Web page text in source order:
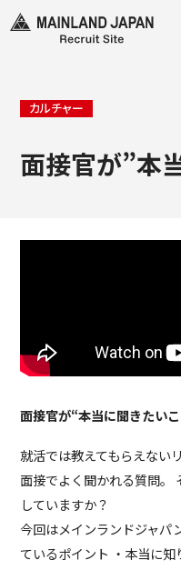
カルチャー
面接官が”本
面接官が“本当に聞きたい
就活では教えてもらえない
面接でよく聞かれる質問。
していますか？
今回はメインランドジャパ
ているポイント ・本当に